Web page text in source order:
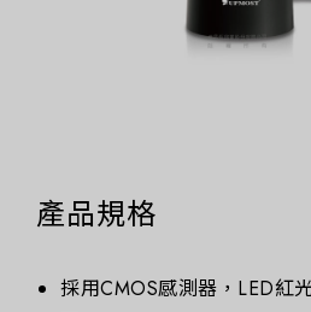
產品規格
採用CMOS感測器，LED紅